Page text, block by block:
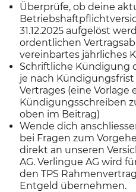
Überprüfe, ob deine
31.12.2025 aufgelöst
ordentlichen
vereinbartes jährliches
Schriftliche Kündigung
je nach
Vertrages (eine Vorlage
Kündigungsschreiben
oben im Beitrag)
Wende dich
bei Fragen zum
direkt an unseren
AG. Verlingue AG wird
den TPS
Entgeld übernehmen.